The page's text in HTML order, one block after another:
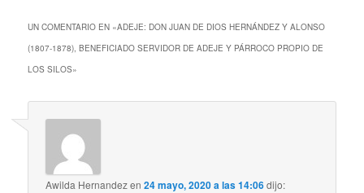
UN COMENTARIO EN «ADEJE: DON JUAN DE DIOS HERNÁNDEZ Y ALONSO
(1807-1878), BENEFICIADO SERVIDOR DE ADEJE Y PÁRROCO PROPIO DE
LOS SILOS»
Awilda Hernandezen24 mayo, 2020 a las 14:06dijo: